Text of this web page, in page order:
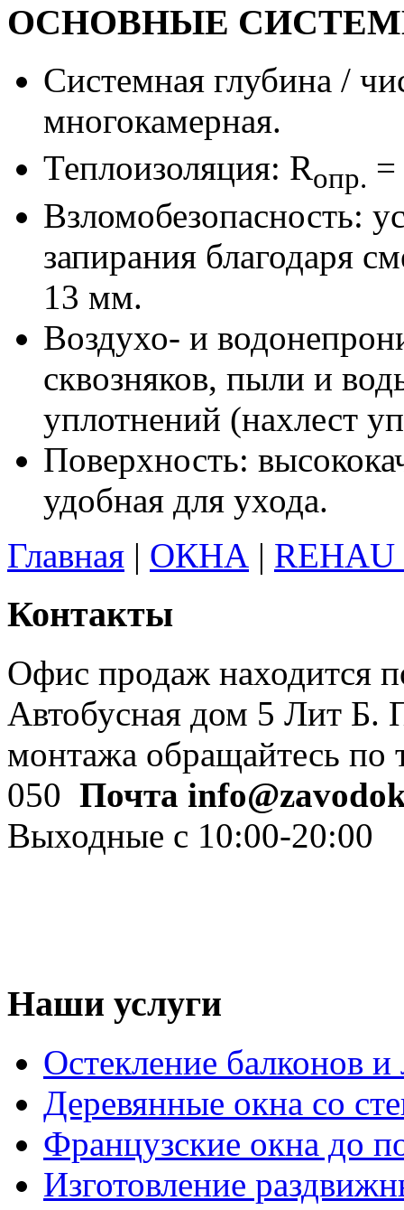
ОСНОВНЫЕ
Системная глубина /
многокамерная.
Теплоизоляция: Rопр.
Взломобезопасность:
запирания благодаря
13 мм.
Воздухо- и
сквозняков, пыли и
уплотнений (нахлест
Поверхность:
удобная для ухода.
Главная | ОКНА |
Контакты
Офис продаж находится
Автобусная дом 5 Лит Б.
монтажа обращайтесь по
050 Почта
Выходные с 10:00-20:00
Наши услуги
Остекление балконов
Деревянные окна со
Французские окна до
Изготовление